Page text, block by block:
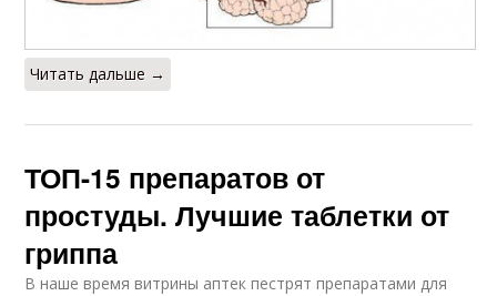
Читать дальше →
ТОП-15 препаратов от
простуды. Лучшие таблетки от
гриппа
В наше время витрины аптек пестрят препаратами для